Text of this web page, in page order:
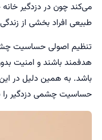
می‌کند چون در دزدگیر
طبیعی افراد بخشی از
تنظیم اصولی حساسیت
هدفمند باشند و امنیت
باشد. به همین دلیل در
حساسیت چشمی دزدگیر